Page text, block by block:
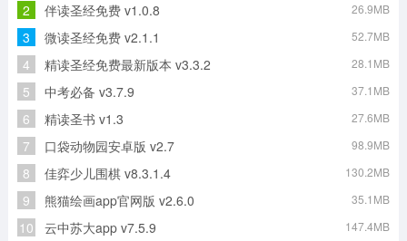
CNN英语安卓官方版 全球说talkmate手机免费版
2 伴读圣经免费 v1.0.8 26.9MB
3 微读圣经免费 v2.1.1 52.7MB
4 精读圣经免费最新版本 v3.3.2 28.1MB
5 中考必备 v3.7.9 37.1MB
6 精读圣书 v1.3 27.6MB
7 口袋动物园安卓版 v2.7 98.9MB
8 佳弈少儿围棋 v8.3.1.4 130.2MB
9 熊猫绘画app官网版 v2.6.0 35.1MB
10 云中苏大app v7.5.9 147.4MB